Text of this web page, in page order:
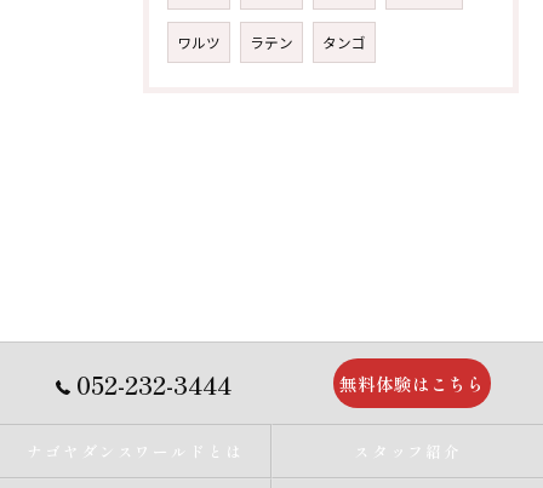
ワルツ ラテン タンゴ
052-232-3444 無料体験はこちら
ナゴヤダンスワールドとは スタッフ紹介